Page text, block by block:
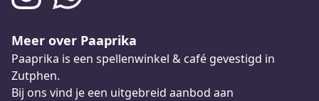
Meer over Paaprika
Paaprika is een spellenwinkel & café gevestigd in
Zutphen.
Bij ons vind je een uitgebreid aanbod aan